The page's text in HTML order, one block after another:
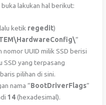
lakukan hal berikut:
lalu ketik regedit)
“
UUID milik SSD berisi
SSD yang terpasang
pilihan di sini.
nama “BootDriverFlags”
14(hexadesimal).